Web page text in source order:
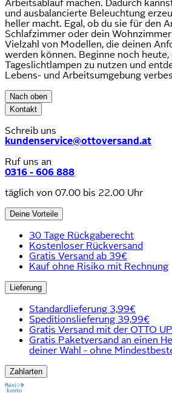
Arbeitsablauf machen. Dadurch
und ausbalancierte Beleuchtung
heller macht. Egal, ob du sie für den
Schlafzimmer oder dein
Vielzahl von Modellen, die deinen
werden können. Beginne noch
Tageslichtlampen zu nutzen und
Lebens- und Arbeitsumgebung
Nach oben
Kontakt
Schreib uns
kundenservice@ottoversand.at
Ruf uns an
0316 - 606 888
täglich von 07.00 bis 22.00 Uhr
Deine Vorteile
30 Tage Rückgaberecht
Kostenloser Rückversand
Gratis Versand ab 39€
Kauf ohne Risiko mit Rechnung
Lieferung
Standardlieferung 3,99€
Speditionslieferung 39,99€
Gratis Versand mit der OTTO
Gratis Paketversand an einen
deiner Wahl - ohne
Zahlarten